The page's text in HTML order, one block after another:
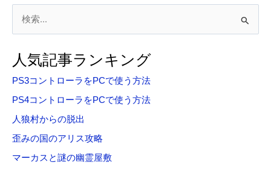
象
:
人気記事ランキング
PS3コントローラをPCで使う方法
PS4コントローラをPCで使う方法
人狼村からの脱出
歪みの国のアリス攻略
マーカスと謎の幽霊屋敷